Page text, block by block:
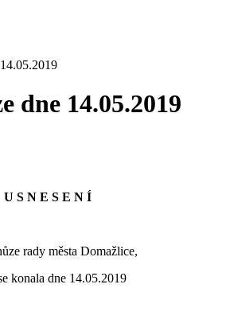
dne 14.05.2019
U S N E S E N Í
rady města Domažlice,
konala dne 14.05.2019